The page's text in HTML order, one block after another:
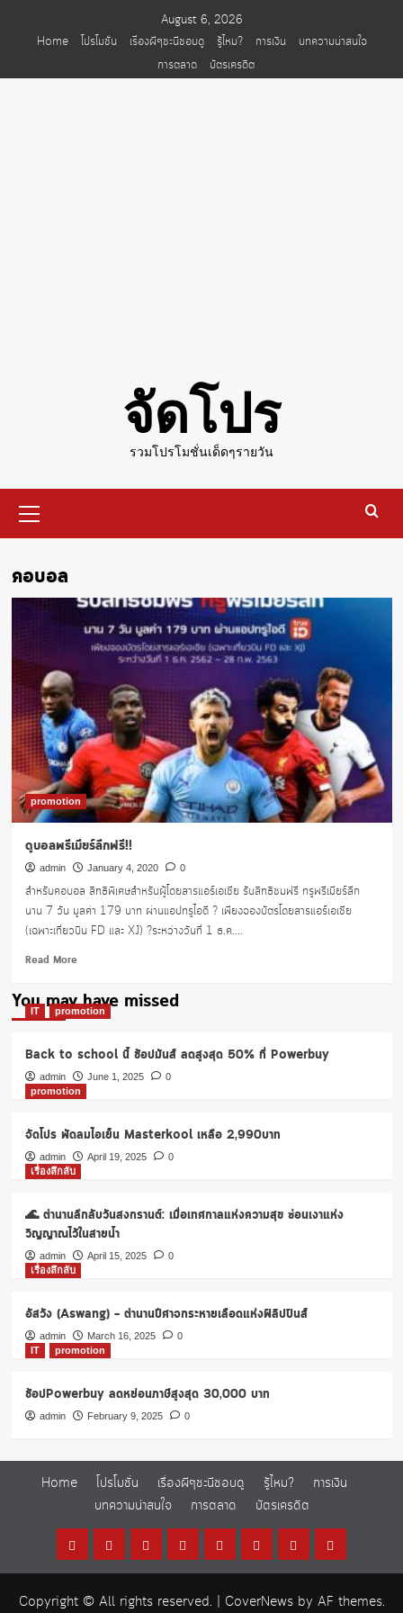
August 6, 2026
Home
โปรโมชั่น เรื่องผีๆชะนีชอบดู รู้ไหม? การเงิน
บทความน่าสนใจ
การตลาด
บัตรเครดิต
จัดโปร
รวมโปรโมชั่นเด็ดๆรายวัน
Menu
คอบอล
promotion
ดูบอลพรีเมียร์ลีกฟรี!!
admin January 4, 2020 0
สำหรับคอบอล สิทธิพิเศษสำหรับผู้โดยสารแอร์เอเชีย รับสิทธิชมฟรี ทรูพรีเมียร์ลีก
นาน 7 วัน มูลค่า 179 บาท ผ่านแอปทรูไอดี ? เพียงจองบัตรโดยสารแอร์เอเชีย
(เฉพาะเที่ยวบิน FD และ XJ) ?ระหว่างวันที่ 1 ธ.ค....
Read MoreRead
about
ดู
ลีก
ฟรี!!
You may have missed
IT promotion
Back to school นี้ ช้อปมันส์ ลดสูงสุด 50% ที่ Powerbuy
admin June 1, 2025
0
promotion
จัดโปร พัดลมไอเย็น Masterkool เหลือ 2,990บาท
admin April 19, 2025
0
เรื่องลึกลับ
🌊 ตำนานลึกลับวันสงกรานต์: เมื่อเทศกาลแห่งความสุข ซ่อนเงาแห่ง
วิญญาณไว้ในสายน้ำ
admin April 15, 2025
0
เรื่องลึกลับ
อัสวัง (Aswang) – ตำนานปีศาจกระหายเลือดแห่งฟิลิปปินส์
admin March 16, 2025
0
IT
promotion
ช้อปPowerbuy ลดหย่อนภาษีสูงสุด 30,000 บาท
admin February 9, 2025 0
Home โปรโมชั่น เรื่องผีๆชะนีชอบดู รู้ไหม?
การเงิน
บทความน่าสนใจ
การตลาด บัตรเครดิต
Home โปร
เรื่อง
รู้
การ
บทความการ
บัตร
Copyright © All rights reserved. | CoverNewsby AF themes.